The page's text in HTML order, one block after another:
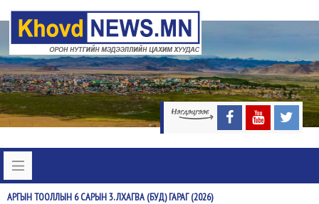
АРГЫНТООЛЛЫН 6 САРЫН 3. ЛХАГВА (БУД) ГАРАГ (2026)